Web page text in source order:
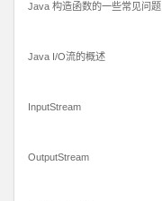
Java 构造函数的一些常见问题
Java I/O流的概述
InputStream
OutputStream